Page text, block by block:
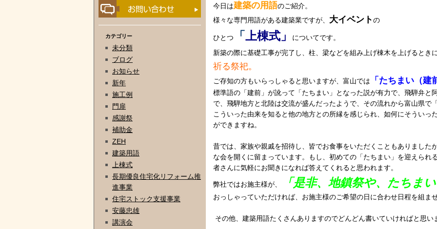
カテゴリー
未分類
ブログ
お知らせ
新年
施工例
門扉
感謝祭
補助金
ZEH
建築用語
上棟式
長期優良住宅化リフォーム推
進事業
住宅ストック支援事業
安藤忠雄
講演会
今日は建築の用語のご紹介。
様々な専門用語がある建築業ですが、 大イベント の
ひとつ 「 上棟式」 についてです。
新築の際に基礎工事が完了し、柱、梁などを組み上げ棟木を上げるとき
祈る祭祀。
ご存知の方もいらっしゃると思いますが、富山では 「たちまい（建
標準語の「建前」が訛って「たちまい」となった説が有力で、飛騨弁と
で、飛騨地方と北陸は交流が盛んだったようで、その流れから富山県で
こういった由来を知ると他の地方との所縁を感じられ、如何にそういっ
ができますね。
昔では、家族や親戚を招待し、皆でお食事をいただくこともありました
な会を開くに留まっています。もし、初めての「たちまい」を迎えられ
者さんに気軽にお聞きになれば答えてくれると思われます。
弊社ではお施主様が、 「是非、地鎮祭や、たちま
おっしゃっていただければ、お施主様のご希望の日に合わせ日程を組ま
その他、建築用語たくさんありますのでどんどん書いていければと思い